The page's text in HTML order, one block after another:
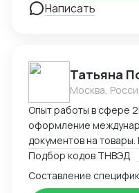
Написать
Татьяна
Москва,
Опыт работы в сфере
оформление
документов на
полноты заполнения
и сопроводительных
товара (ТНВЭД).
Подбор кодов ТНВЭД